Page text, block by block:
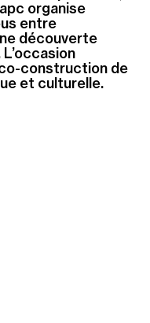
organise
entre
découverte
construction de
et culturelle.